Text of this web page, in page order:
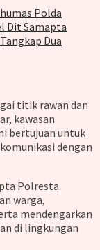
Polda
Dit Samapta
Dua
titik rawan dan
kawasan
bertujuan untuk
dengan
Polresta
warga,
mendengarkan
di lingkungan